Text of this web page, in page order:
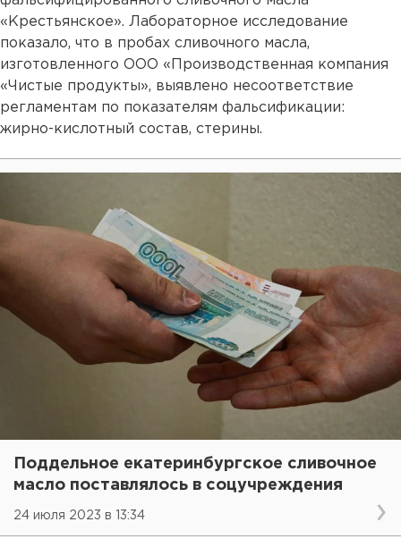
«Крестьянское». Лабораторное исследование
показало, что в пробах сливочного масла,
изготовленного ООО «Производственная компания
«Чистые продукты», выявлено несоответствие
регламентам по показателям фальсификации:
жирно-кислотный состав, стерины.
Поддельное екатеринбургское сливочное
масло поставлялось в соцучреждения
24 июля 2023 в 13:34